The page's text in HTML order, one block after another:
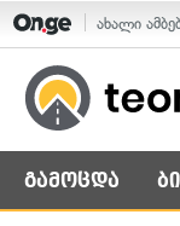
ახალი
გამოცდა